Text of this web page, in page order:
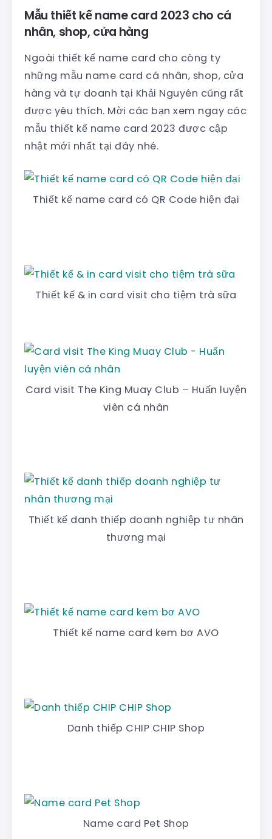
Mẫu thiết kế name card 2023 cho cá
nhân, shop, cửa hàng
Ngoài thiết kế name card cho công ty
những mẫu name card cá nhân, shop, cửa
hàng và tự doanh tại Khải Nguyên cũng rất
được yêu thích. Mời các bạn xem ngay các
mẫu thiết kế name card 2023 được cập
nhật mới nhất tại đây nhé.
Thiết kế name card có QR Code hiện đại
Thiết kế & in card visit cho tiệm trà sữa
Card visit The King Muay Club – Huấn luyện
viên cá nhân
Thiết kế danh thiếp doanh nghiệp tư nhân
thương mại
Thiết kế name card kem bơ AVO
Danh thiếp CHIP CHIP Shop
Name card Pet Shop